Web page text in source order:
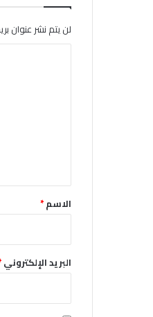
لن يتم نشر عنوان
*الاسم*
البريد الإلكتروني